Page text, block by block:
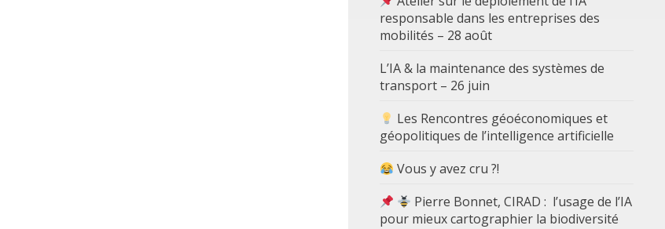
responsable dans les entreprises des
mobilités – 28 août
L’IA & la maintenance des systèmes de
transport – 26 juin
Les Rencontres géoéconomiques et
géopolitiques de l’intelligence artificielle
Vous y avez cru ?!
Pierre Bonnet, CIRAD : l’usage de l’IA
pour mieux cartographier la biodiversité